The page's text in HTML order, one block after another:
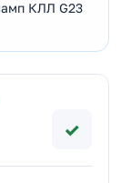
КЛЛ G23
✓